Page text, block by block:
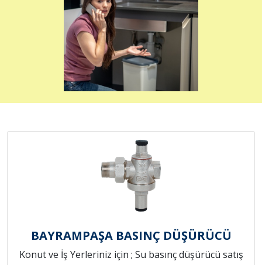
BAYRAMPAŞA BASINÇ DÜŞÜRÜCÜ
Konut ve İş Yerleriniz için ; Su basınç düşürücü satış